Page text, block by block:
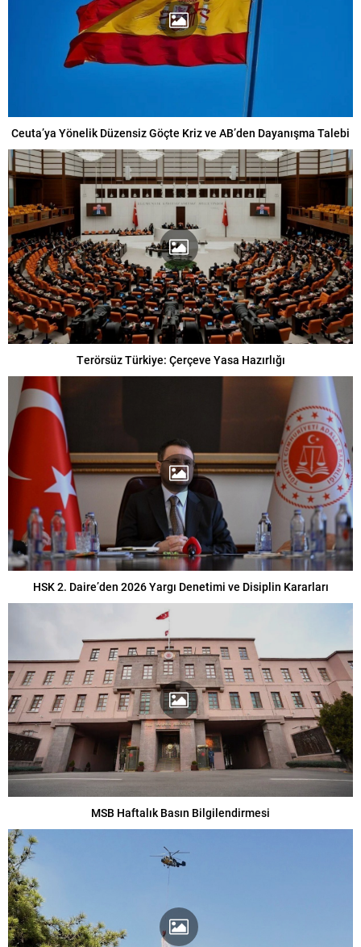
Ceuta’ya Yönelik Düzensiz Göçte Kriz ve AB’den Dayanışma Talebi
Terörsüz Türkiye: Çerçeve Yasa Hazırlığı
HSK 2. Daire’den 2026 Yargı Denetimi ve Disiplin Kararları
MSB Haftalık Basın Bilgilendirmesi